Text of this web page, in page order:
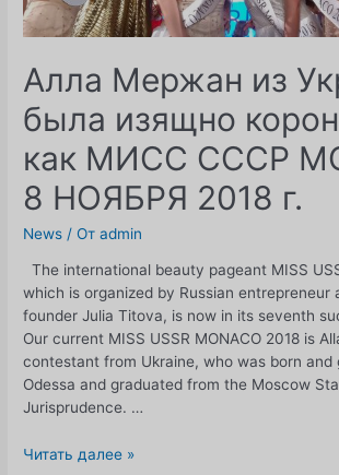
Алла Мержан из
была изящно
как МИСС СССР
8 НОЯБРЯ 2018 г.
News / От admin
The international beauty pageant MISS
which is organized by Russian entrepreneur
founder Julia Titova, is now in its seventh
Our current MISS USSR MONACO 2018 is
contestant from Ukraine, who was born and
Odessa and graduated from the Moscow
Jurisprudence. …
Алла
Читать далее »